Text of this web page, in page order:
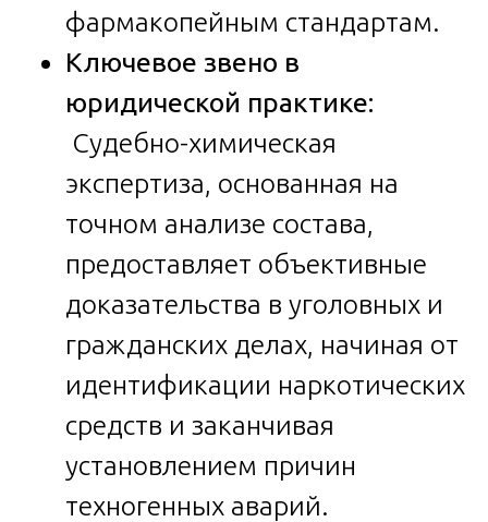
фармакопейным стандартам.
Ключевое звено в
юридической практике:
Судебно-химическая
экспертиза, основанная на
точном анализе состава,
предоставляет объективные
доказательства в уголовных и
гражданских делах, начиная от
идентификации наркотических
средств и заканчивая
установлением причин
техногенных аварий.